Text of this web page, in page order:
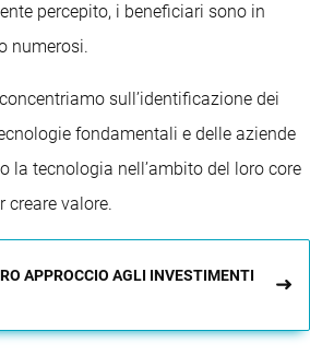
percepito, i beneficiari sono in
numerosi.
sull’identificazione dei
fondamentali e delle aziende
la tecnologia nell’ambito del loro core
creare valore.
APPROCCIO AGLI INVESTIMENTI